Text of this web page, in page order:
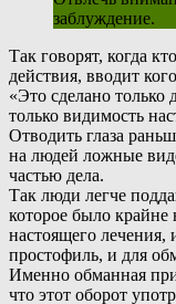
заблуждение.
Так говорят, когда
действия, вводит
«Это сделано только
только видимость
Отводить глаза
на людей ложные
частью дела.
Так люди легче
которое было крайне
настоящего лечения,
простофиль, и для
Именно обманная
что этот оборот